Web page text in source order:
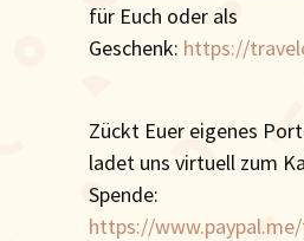
für Euch oder als
Geschenk: https://
Zückt Euer eigenes
ladet uns virtuell zum
Spende:
https://